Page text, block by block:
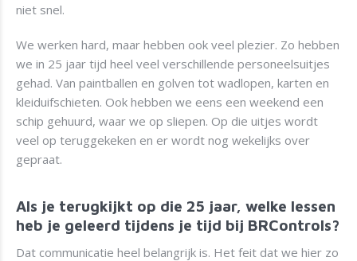
niet snel.
We werken hard, maar hebben ook veel plezier. Zo hebben
we in 25 jaar tijd heel veel verschillende personeelsuitjes
gehad. Van paintballen en golven tot wadlopen, karten en
kleiduifschieten. Ook hebben we eens een weekend een
schip gehuurd, waar we op sliepen. Op die uitjes wordt
veel op teruggekeken en er wordt nog wekelijks over
gepraat.
Als je terugkijkt op die 25 jaar, welke lessen
heb je geleerd tijdens je tijd bij BRControls?
Dat communicatie heel belangrijk is. Het feit dat we hier zo